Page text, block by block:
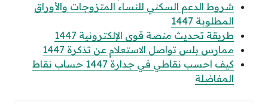
شروط الدعم السكني للنساء المتزوجات والأوراق
المطلوبة 1447
طريقة تحديث منصة قوى الإلكترونية 1447
ممارس بلس تواصل الاستعلام عن تذكرة 1447
كيف احسب نقاطي في جدارة 1447 حساب نقاط
المفاضلة